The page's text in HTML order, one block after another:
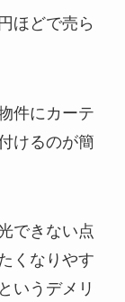
ほどで売ら
件にカーテ
けるのが簡
できない点
くなりやす
いうデメリ